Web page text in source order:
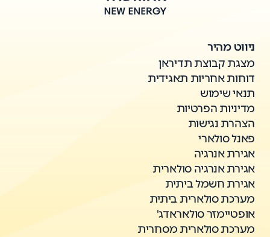
ניווט מהיר
מצגת קבוצת תדיראן
דוחות אחריות תאגידית
תנאי שימוש
מדיניות הפרטיות
הצהרת נגישות
פאנל סולארי
אגירת אנרגיה
אגירת אנרגיה סולארית
אגירת חשמל ביתית
מערכת סולארית ביתית
אופטיימזר סולאראדג'
מערכת סולארית מסחרית